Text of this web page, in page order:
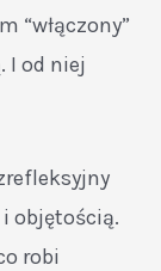
“włączony”
I od niej
objętością.
robi